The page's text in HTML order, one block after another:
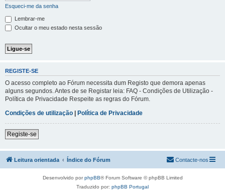
Esqueci-me da senha
Lembrar-me
Ocultar o meu estado nesta sessão
REGISTE-SE
O acesso completo ao Fórum necessita dum Registo que demora apenas
alguns segundos. Antes de se Registar leia: FAQ - Condições de Utilização -
Política de Privacidade Respeite as regras do Fórum.
Condições de utilização | Política de Privacidade
Registe-se
Leitura orientada Índice do Fórum Contacte-nos
Desenvolvido porphpBB® Forum Software © phpBB Limited
Traduzido por: phpBB Portugal